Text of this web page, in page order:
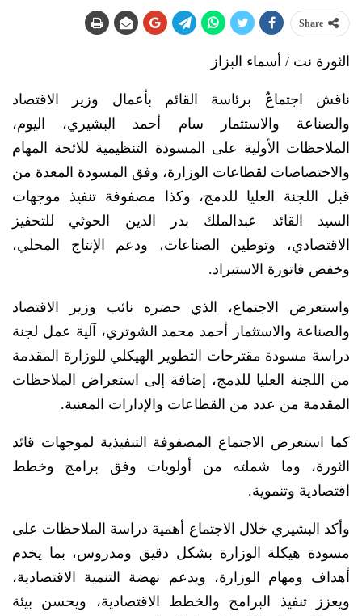
Share
الثورة نت / أسماء البزاز
ناقش اجتماعٌ برئاسة القائم بأعمال وزير الاقتصاد
والصناعة والاستثمار سام أحمد البشيري، اليوم،
الملاحظات الأولية على المسودة التنظيمية للائحة المهام
والاختصاصات لقطاعات الوزارة، وفق المسودة المعدة من
قبل اللجنة العليا للدمج، وكذا مصفوفة تنفيذ موجهات
السيد القائد عبدالملك بدر الدين الحوثي للتحفيز
الاقتصادي، وتوطين الصناعات، ودعم الإنتاج المحلي،
وخفض فاتورة الاستيراد.
واستعرض الاجتماع، الذي حضره نائب وزير الاقتصاد
والصناعة والاستثمار أحمد محمد الشوتري، آلية عمل لجنة
دراسة مسودة مقترحات التطوير الهيكلي للوزارة المقدمة
من اللجنة العليا للدمج، إضافة إلى استعراض الملاحظات
المقدمة من عدد من القطاعات والإدارات المعنية.
كما استعرض الاجتماع المصفوفة التنفيذية لموجهات قائد
الثورة، وما شملته من أولويات وفق برامج وخطط
اقتصادية وتنموية.
وأكد البشيري خلال الاجتماع أهمية دراسة الملاحظات على
مسودة هيكلة الوزارة بشكل دقيق ومدروس، بما يخدم
أهداف ومهام الوزارة، ويدعم نهضة التنمية الاقتصادية،
ويعزز تنفيذ البرامج والخطط الاقتصادية، ويحسن بيئة